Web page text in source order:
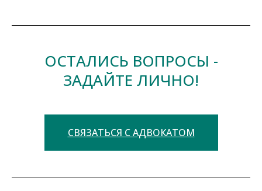
ОСТАЛИСЬ ВОПРОСЫ -
ЗАДАЙТЕ ЛИЧНО!
СВЯЗАТЬСЯ С АДВОКАТОМ